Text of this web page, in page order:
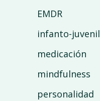
EMDR
infanto-juvenil
medicación
mindfulness
personalidad